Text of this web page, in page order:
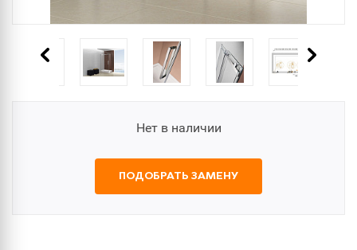
Нет в наличии
ПОДОБРАТЬ ЗАМЕНУ